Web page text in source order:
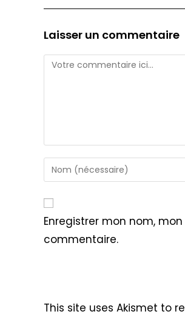
Laisser un commentaire
Comment
Enter
your
or
username
to
Enregistrer mon nom,
commentaire.
This site uses Akismet to